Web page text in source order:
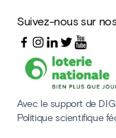
Suivez-nous sur
Avec le support de
Politique scientifique